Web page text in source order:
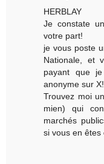
HERBLAY
Je constate
votre part!
je vous poste
Nationale, et
payant que
anonyme sur
Trouvez moi
mien) qui
marchés
si vous en êtes